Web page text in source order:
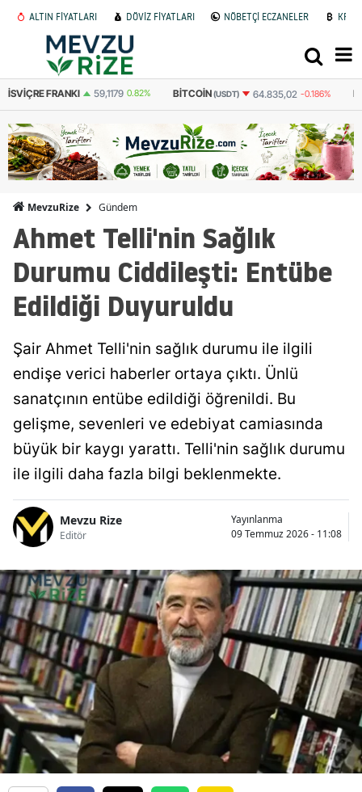
ALTIN FİYATLARI DÖVİZ FİYATLARI NÖBETÇİ ECZANELER
BITCOIN(USDT) 64.835,02 -0.186% BITCOIN(TL) 3.087.204 -0.184%
MevzuRize Gündem
Ahmet Telli'nin Sağlık
Durumu Ciddileşti: Entübe
Edildiği Duyuruldu
Şair Ahmet Telli'nin sağlık durumu ile ilgili
endişe verici haberler ortaya çıktı. Ünlü
sanatçının entübe edildiği öğrenildi. Bu
gelişme, sevenleri ve edebiyat camiasında
büyük bir kaygı yarattı. Telli'nin sağlık durumu
ile ilgili daha fazla bilgi beklenmekte.
Mevzu Rize
Editör
Yayınlanma
09 Temmuz 2026 - 11:08